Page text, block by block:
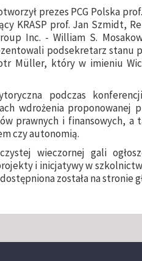
prezes PCG Polska
KRASP prof. Jan Szmidt,
Inc. - William S.
podsekretarz stanu
Müller, który w imieniu
podczas
wdrożenia proponowanej
prawnych i finansowych, a
czy autonomią.
wieczornej gali
i inicjatywy w
została na stronie